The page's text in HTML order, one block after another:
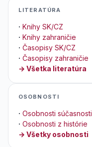
LITERATÚRA
· Knihy SK/CZ
· Knihy zahraničie
· Časopisy SK/CZ
· Časopisy zahraničie
→ Všetka literatúra
OSOBNOSTI
· Osobnosti súčasnosti
· Osobnosti z histórie
→ Všetky osobnosti